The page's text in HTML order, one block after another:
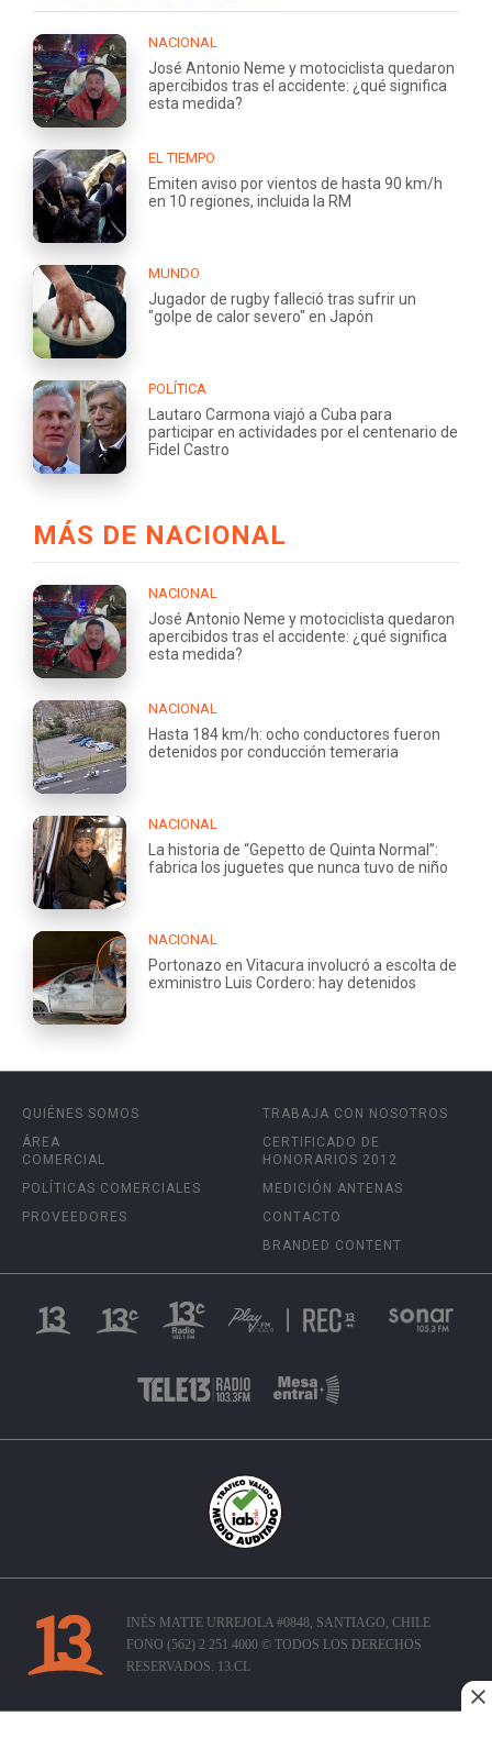
NACIONAL
José Antonio Neme y motociclista quedaron
apercibidos tras el accidente: ¿qué significa
esta medida?
EL TIEMPO
Emiten aviso por vientos de hasta 90 km/h
en 10 regiones, incluida la RM
MUNDO
Jugador de rugby falleció tras sufrir un
"golpe de calor severo" en Japón
POLÍTICA
Lautaro Carmona viajó a Cuba para
participar en actividades por el centenario de
Fidel Castro
MÁS DE NACIONAL
NACIONAL
José Antonio Neme y motociclista quedaron
apercibidos tras el accidente: ¿qué significa
esta medida?
NACIONAL
Hasta 184 km/h: ocho conductores fueron
detenidos por conducción temeraria
NACIONAL
La historia de “Gepetto de Quinta Normal”:
fabrica los juguetes que nunca tuvo de niño
NACIONAL
Portonazo en Vitacura involucró a escolta de
exministro Luis Cordero: hay detenidos
QUIÉNES SOMOS
ÁREA
COMERCIAL
POLÍTICAS COMERCIALES
PROVEEDORES
TRABAJA CON NOSOTROS
CERTIFICADO DE
HONORARIOS 2012
MEDICIÓN ANTENAS
CONTACTO
BRANDED CONTENT
INÉS MATTE URREJOLA #0848, SANTIAGO, CHILE
FONO (562) 2 251 4000 © TODOS LOS DERECHOS
RESERVADOS. 13.CL